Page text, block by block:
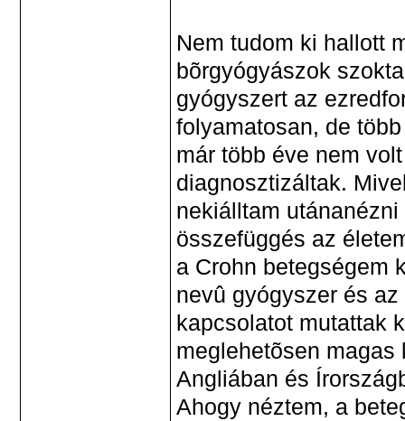
Nem tudom ki hallott
bõrgyógyászok
gyógyszert az
folyamatosan, de
már több éve nem
diagnosztizáltak.
nekiálltam
összefüggés az
a Crohn betegségem
nevû gyógyszer és
kapcsolatot mutattak
meglehetõsen
Angliában és
Ahogy néztem, a